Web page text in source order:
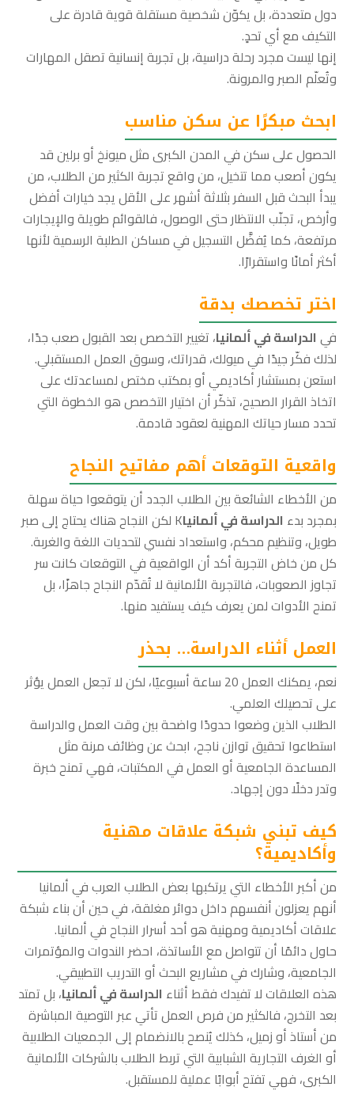
دول متعددة، بل يكوّن شخصية مستقلة قوية قادرة على
التكيف مع أي تحدٍ.
إنها ليست مجرد رحلة دراسية، بل تجربة إنسانية تصقل المهارات
وتُعلّم الصبر والمرونة.
ابحث مبكرًا عن سكن مناسب
الحصول على سكن في المدن الكبرى مثل ميونخ أو برلين قد
يكون أصعب مما تتخيل، من واقع تجربة الكثير من الطلاب، من
يبدأ البحث قبل السفر بثلاثة أشهر على الأقل يجد خيارات أفضل
وأرخص، تجنّب الانتظار حتى الوصول، فالقوائم طويلة والإيجارات
مرتفعة، كما يُفضَّل التسجيل في مساكن الطلبة الرسمية لأنها
أكثر أمانًا واستقرارًا.
اختر تخصصك بدقة
في الدراسة في ألمانيا، تغيير التخصص بعد القبول صعب جدًا،
لذلك فكّر جيدًا في ميولك، قدراتك، وسوق العمل المستقبلي.
استعن بمستشار أكاديمي أو بمكتب مختص لمساعدتك على
اتخاذ القرار الصحيح، تذكّر أن اختيار التخصص هو الخطوة التي
تحدد مسار حياتك المهنية لعقود قادمة.
واقعية التوقعات أهم مفاتيح النجاح
من الأخطاء الشائعة بين الطلاب الجدد أن يتوقعوا حياة سهلة
بمجرد بدء الدراسة في ألمانيا K لكن النجاح هناك يحتاج إلى صبر
طويل، وتنظيم محكم، واستعداد نفسي لتحديات اللغة والغربة.
كل من خاض التجربة أكد أن الواقعية في التوقعات كانت سر
تجاوز الصعوبات، فالتجربة الألمانية لا تُقدّم النجاح جاهزًا، بل
تمنح الأدوات لمن يعرف كيف يستفيد منها.
العمل أثناء الدراسة… بحذر
نعم، يمكنك العمل 20 ساعة أسبوعيًا، لكن لا تجعل العمل يؤثر
على تحصيلك العلمي.
الطلاب الذين وضعوا حدودًا واضحة بين وقت العمل والدراسة
استطاعوا تحقيق توازن ناجح، ابحث عن وظائف مرنة مثل
المساعدة الجامعية أو العمل في المكتبات، فهي تمنح خبرة
وتدر دخلًا دون إجهاد.
كيف تبني شبكة علاقات مهنية
وأكاديمية؟
من أكبر الأخطاء التي يرتكبها بعض الطلاب العرب في ألمانيا
أنهم يعزلون أنفسهم داخل دوائر مغلقة، في حين أن بناء شبكة
علاقات أكاديمية ومهنية هو أحد أسرار النجاح في ألمانيا.
حاول دائمًا أن تتواصل مع الأساتذة، احضر الندوات والمؤتمرات
الجامعية، وشارك في مشاريع البحث أو التدريب التطبيقي.
هذه العلاقات لا تفيدك فقط أثناء الدراسة في ألمانيا، بل تمتد
بعد التخرج، فالكثير من فرص العمل تأتي عبر التوصية المباشرة
من أستاذ أو زميل، كذلك يُنصح بالانضمام إلى الجمعيات الطلابية
أو الغرف التجارية الشبابية التي تربط الطلاب بالشركات الألمانية
الكبرى، فهي تفتح أبوابًا عملية للمستقبل.